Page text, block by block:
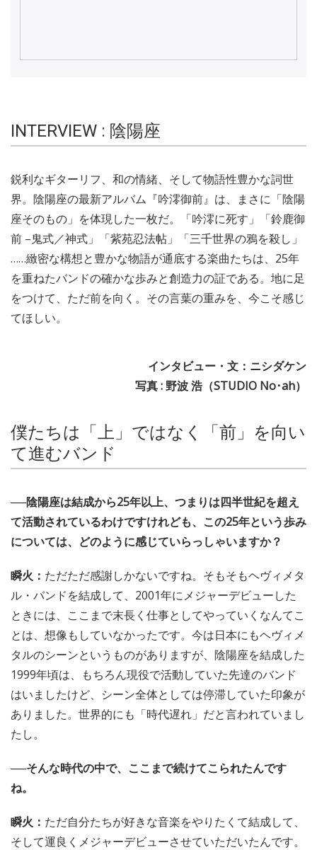
INTERVIEW : 陰陽座
鋭利なギターリフ、和の情緒、そして物語性豊かな詞世
界。陰陽座の最新アルバム『吟澪御前』は、まさに「陰陽
座そのもの」を体現した一枚だ。「吟澪に死す」「鈴鹿御
前 –鬼式／神式」「紫苑忍法帖」「三千世界の鴉を殺し」
……緻密な構想と豊かな物語が通底する楽曲たちは、25年
を重ねたバンドの確かな歩みと創造力の証である。地に足
をつけて、ただ前を向く。その言葉の重みを、今こそ感じ
てほしい。
インタビュー・文：ニシダケン
写真 : 野波 浩（STUDIO No･ah）
僕たちは「上」ではなく「前」を向い
て進むバンド
──陰陽座は結成から25年以上、つまりは四半世紀を超え
て活動されているわけですけれども、この25年という歩み
については、どのように感じていらっしゃいますか？
瞬火： ただただ感謝しかないですね。そもそもヘヴィメタ
ル・バンドを結成して、2001年にメジャーデビューした
ときには、ここまで末長く仕事としてやっていくなんてこ
とは、想像もしていなかったです。今は日本にもヘヴィメ
タルのシーンというものがありますが、陰陽座を結成した
1999年頃は、もちろん現役で活動していた先達のバンド
はいましたけど、シーン全体としては停滞していた印象が
ありました。世界的にも「時代遅れ」だと言われていまし
たし。
──そんな時代の中で、ここまで続けてこられたんです
ね。
瞬火： ただ自分たちが好きな音楽をやりたくて結成して、
そして運良くメジャーデビューさせていただいたんです。